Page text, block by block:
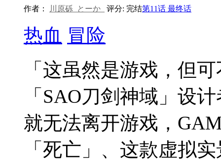
作者： 川原砾 とーか 评分: 完结第11话 最终话
热血 冒险
「这虽然是游戏，
「SAO刀剑神域」
就无法离开游戏，
「死亡」、这款虚拟